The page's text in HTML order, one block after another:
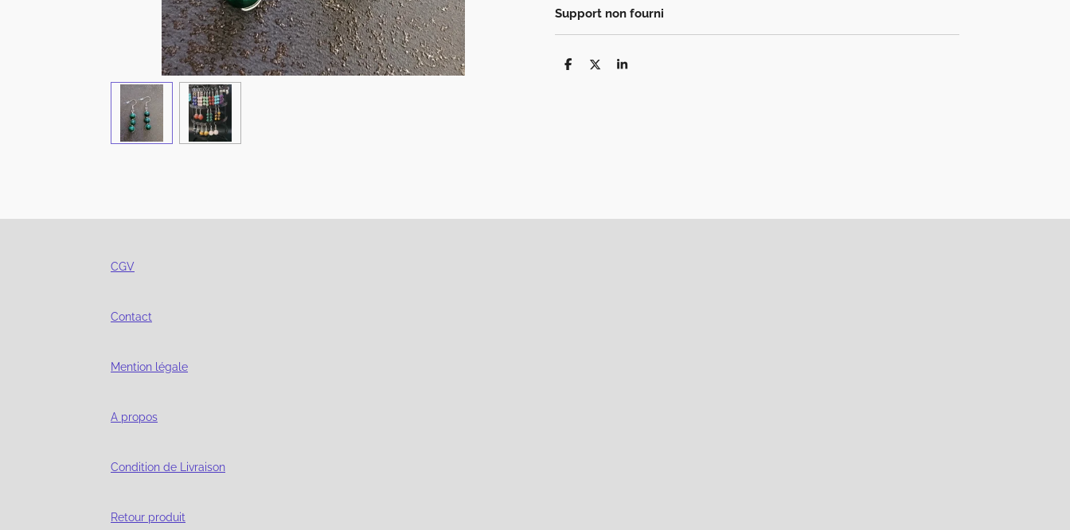
Support non fourni
P
P
P
CGV
Contact
Mention légale
A propos
Condition de Livraison
Retour produit